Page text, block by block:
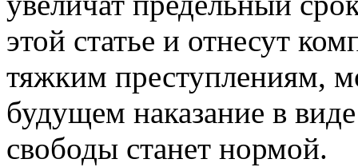
этой статье и отнесут
тяжким преступлениям,
будущем наказание в
свободы станет нормой.